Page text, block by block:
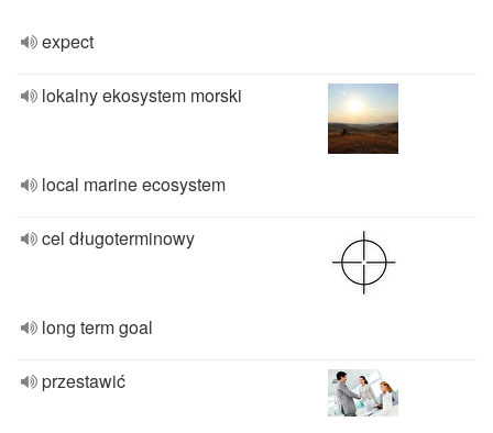
expect
lokalny ekosystem morski
local marine ecosystem
cel długoterminowy
long term goal
przestawić